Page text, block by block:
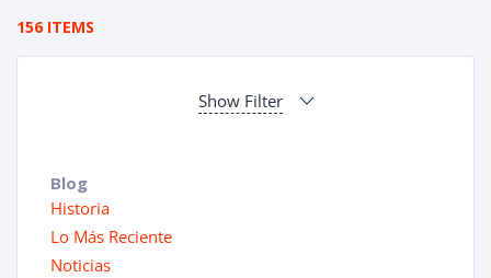
156 ITEMS
Show Filter
Blog
Historia
Lo Más Reciente
Noticias